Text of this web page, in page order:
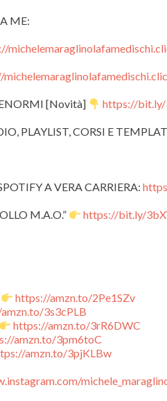
ME:
[Novità] https://bit.ly/
PLAYLIST, CORSI E
A VERA CARRIERA:
M.A.O.” https://bit.ly/
https://amzn.to/2Pe1SZv
3s3cPLB
https://amzn.to/3rR6DWC
amzn.to/3pm6toC
amzn.to/3pjKLBw